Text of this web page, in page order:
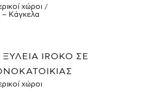
χώροι
– Κάγκελα
IROKO ΣΕ
χώροι